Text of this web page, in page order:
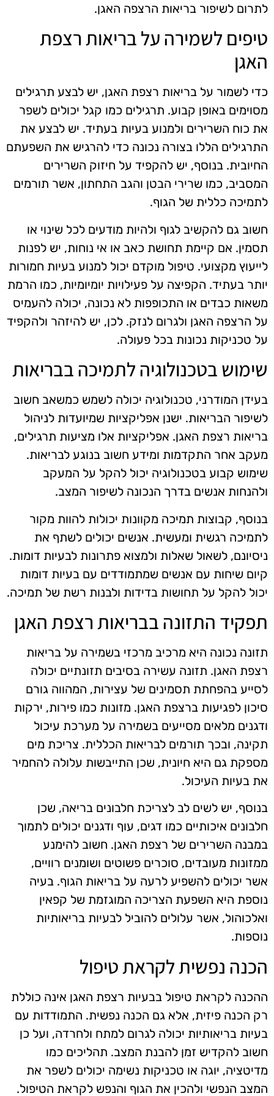
לתרום לשיפור בריאות הרצפה האגן.
טיפים לשמירה על בריאות רצפת
האגן
כדי לשמור על בריאות רצפת האגן, יש לבצע תרגילים
מסוימים באופן קבוע. תרגילים כמו קגל יכולים לשפר
את כוח השרירים ולמנוע בעיות בעתיד. יש לבצע את
התרגילים הללו בצורה נכונה כדי להרגיש את השפעתם
החיובית. בנוסף, יש להקפיד על חיזוק השרירים
המסביב, כמו שרירי הבטן והגב התחתון, אשר תורמים
לתמיכה כללית של הגוף.
חשוב גם להקשיב לגוף ולהיות מודעים לכל שינוי או
תסמין. אם קיימת תחושת כאב או אי נוחות, יש לפנות
לייעוץ מקצועי. טיפול מוקדם יכול למנוע בעיות חמורות
יותר בעתיד. הקפיצה על פעילויות יומיומיות, כמו הרמת
משאות כבדים או התכופפות לא נכונה, יכולה להעמיס
על הרצפה האגן ולגרום לנזק. לכן, יש להיזהר ולהקפיד
על טכניקות נכונות בכל פעולה.
שימוש בטכנולוגיה לתמיכה בבריאות
בעידן המודרני, טכנולוגיה יכולה לשמש כמשאב חשוב
לשיפור הבריאות. ישנן אפליקציות שמיועדות לניהול
בריאות רצפת האגן. אפליקציות אלו מציעות תרגילים,
מעקב אחר התקדמות ומידע חשוב בנוגע לבריאות.
שימוש קבוע בטכנולוגיה יכול להקל על המעקב
ולהנחות אנשים בדרך הנכונה לשיפור המצב.
בנוסף, קבוצות תמיכה מקוונות יכולות להוות מקור
לתמיכה רגשית ומעשית. אנשים יכולים לשתף את
ניסיונם, לשאול שאלות ולמצוא פתרונות לבעיות דומות.
קיום שיחות עם אנשים שמתמודדים עם בעיות דומות
יכול להקל על תחושות בדידות ולבנות רשת של תמיכה.
תפקיד התזונה בבריאות רצפת האגן
תזונה נכונה היא מרכיב מרכזי בשמירה על בריאות
רצפת האגן. תזונה עשירה בסיבים תזונתיים יכולה
לסייע בהפחתת תסמינים של עצירות, המהווה גורם
סיכון לפגיעות ברצפת האגן. מזונות כמו פירות, ירקות
ודגנים מלאים מסייעים בשמירה על מערכת עיכול
תקינה, ובכך תורמים לבריאות הכללית. צריכת מים
מספקת גם היא חיונית, שכן התייבשות עלולה להחמיר
את בעיות העיכול.
בנוסף, יש לשים לב לצריכת חלבונים בריאה, שכן
חלבונים איכותיים כמו דגים, עוף ודגנים יכולים לתמוך
במבנה השרירים של רצפת האגן. חשוב להימנע
ממזונות מעובדים, סוכרים פשוטים ושומנים רוויים,
אשר יכולים להשפיע לרעה על בריאות הגוף. בעיה
נוספת היא השפעת הצריכה המוגזמת של קפאין
ואלכוהול, אשר עלולים להוביל לבעיות בריאותיות
נוספות.
הכנה נפשית לקראת טיפול
ההכנה לקראת טיפול בבעיות רצפת האגן אינה כוללת
רק הכנה פיזית, אלא גם הכנה נפשית. התמודדות עם
בעיות בריאותיות יכולה לגרום למתח ולחרדה, ועל כן
חשוב להקדיש זמן להבנת המצב. תהליכים כמו
מדיטציה, יוגה או טכניקות נשימה יכולים לשפר את
המצב הנפשי ולהכין את הגוף והנפש לקראת הטיפול.